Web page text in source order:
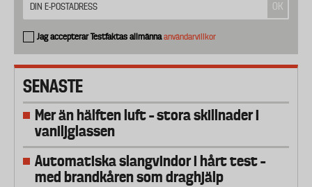
Jag accepterar Testfaktas allmännaanvändarvillkor
SENASTE
Mer än hälften luft – stora skillnader i
vaniljglassen
Automatiska slangvindor i hårt test –
med brandkåren som draghjälp